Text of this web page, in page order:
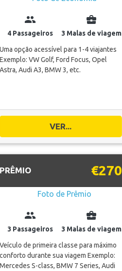
group
4 Passageiros
business_center
3 Malas de viagem
Uma opção acessível para 1-4 viajantes
Exemplo: VW Golf, Ford Focus, Opel
Astra, Audi A3, BMW 3, etc.
VER...
PRÊMIO €270
group
3 Passageiros
business_center
3 Malas de viagem
Veículo de primeira classe para máximo
conforto durante sua viagem Exemplo:
Mercedes S-class, BMW 7 Series, Audi